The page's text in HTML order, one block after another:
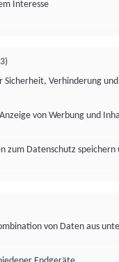
Interesse
Sicherheit, Verhinderung
von Werbung und
zum Datenschutz
von Daten aus